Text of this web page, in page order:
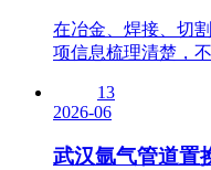
在冶金、焊接、切
项信息梳理清楚，
13
2026-06
武汉氩气管道置